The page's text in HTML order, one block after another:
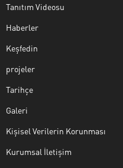
Tanıtım Videosu
Haberler
Keşfedin
projeler
Tarihçe
Galeri
Kişisel Verilerin Korunması
Kurumsal İletişim